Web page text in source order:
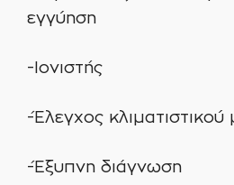
εγγύηση
-Ιονιστής
-Έλεγχος
-Έξυπνη διάγνωση